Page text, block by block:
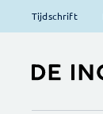
Tijdschrift